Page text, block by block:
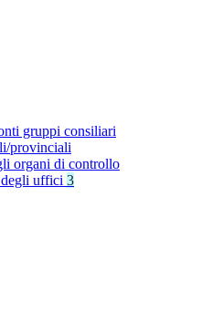
gruppi consiliari
provinciali
organi di controllo
uffici 3